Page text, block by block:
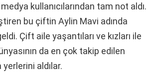
kullanıcılarından tam not aldı.
bu çiftin Aylin Mavi adında
Çift aile yaşantıları ve kızları ile
da en çok takip edilen
aldılar.